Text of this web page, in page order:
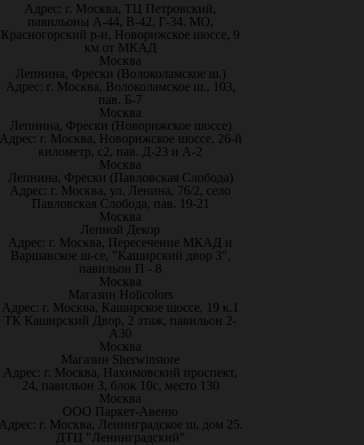
Адрес: г. Москва, ТЦ Петровский,
павильоны А-44, В-42, Г-34. МО,
Красногорский р-н, Новорижское шоссе, 9
км от МКАД
Москва
Лепнина, Фрески (Волоколамское ш.)
Адрес: г. Москва, Волоколамское ш., 103,
пав. Б-7
Москва
Лепнина, Фрески (Новорижское шоссе)
г. Москва, Новорижское шоссе, 26-й
километр, с2, пав. Д-23 и А-2
Москва
Лепнина, Фрески (Павловская Слобода)
Адрес: г. Москва, ул. Ленина, 76/2, село
Павловская Слобода, пав. 19-21
Москва
Лепной Декор
Адрес: г. Москва, Пересечение МКАД и
Варшавское ш-се, "Каширский двор 3",
павильон П - 8
Москва
Магазин Holicolors
Адрес: г. Москва, Каширское шоссе, 19 к.1
ТК Каширский Двор, 2 этаж, павильон 2-
А30
Москва
Магазин Sherwinstore
Адрес: г. Москва, Нахимовский проспект,
24, павильон 3, блок 10с, место 130
Москва
ООО Паркет-Авeню
г. Москва, Ленинградское ш, дом 25.
ДТЦ "Ленинградский"